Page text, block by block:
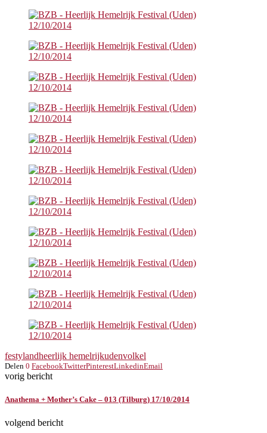
festylandheerlijk hemelrijkudenvolkel
Delen 0 FacebookTwitterPinterestLinkedinEmail
vorig bericht
Anathema + Mother’s Cake – 013 (Tilburg) 17/10/2014
volgend bericht